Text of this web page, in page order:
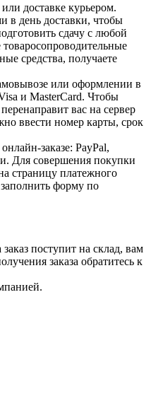
доставке курьером.
в день доставки, чтобы
сдачу с любой
средства, получаете
или оформлении в
и MasterCard. Чтобы
вас на сервер
ввести номер карты, срок
заказе: PayPal,
Для совершения покупки
страницу платежного
форму по
поступит на склад, вам
заказа обратитесь к